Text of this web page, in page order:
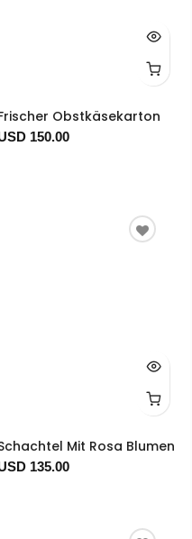
Obstkäsekarton
150.00
Mit Rosa Blumen
135.00